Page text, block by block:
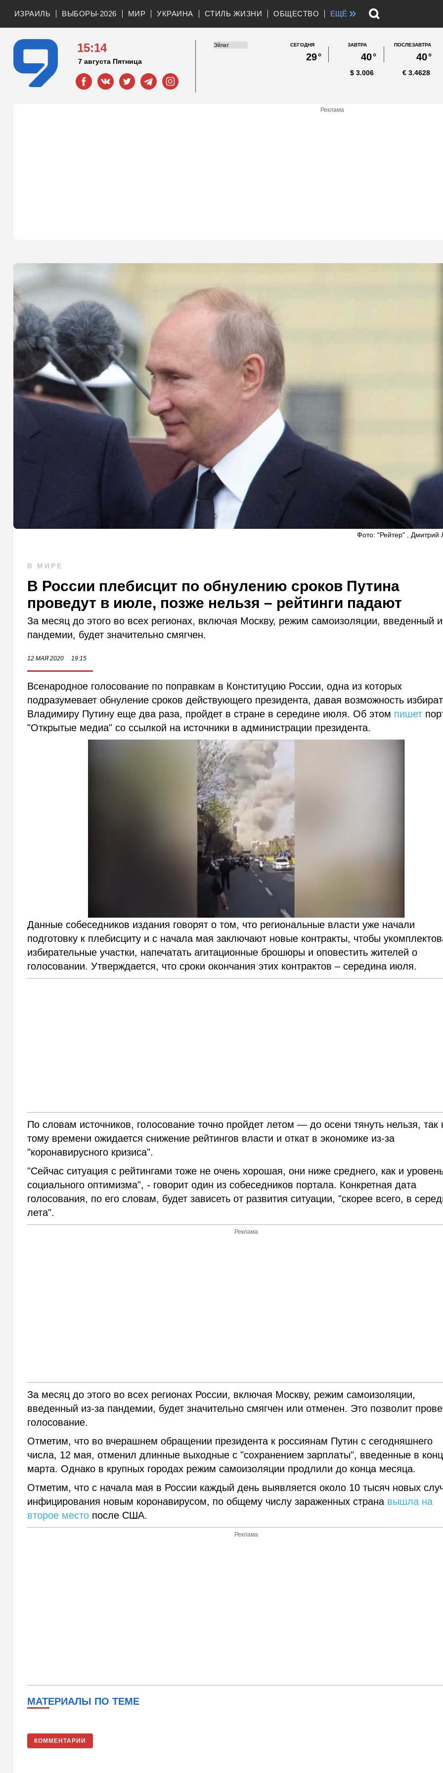
ИЗРАИЛЬ ВЫБОРЫ-2026 МИР УКРАИНА СТИЛЬ ЖИЗНИ ОБЩЕСТВО ЕЩЁ »
15:14
7 августа Пятница
СЕГОДНЯ
29°
ЗАВТРА
40°
ПОСЛЕЗАВТРА
40°
3.006
$ 3.4628
€
Реклама
Фото: "Рейтер" , Дмитрий
В МИРЕ
В России плебисцит по обнулению сроков Путина
проведут в июле, позже нельзя – рейтинги падают
За месяц до этого во всех регионах, включая Москву, режим самоизоляции, введенный
пандемии, будет значительно смягчен.
12 МАЯ 2020 19:15
Всенародное голосование по поправкам в Конституцию России, одна из которых
подразумевает обнуление сроков действующего президента, давая возможность
Владимиру Путину еще два раза, пройдет в стране в середине июля. Об этом пишет
"Открытые медиа" со ссылкой на источники в администрации президента.
Данные собеседников издания говорят о том, что региональные власти уже начали
подготовку к плебисциту и с начала мая заключают новые контракты, чтобы
избирательные участки, напечатать агитационные брошюры и оповестить жителей о
голосовании. Утверждается, что сроки окончания этих контрактов – середина июля.
По словам источников, голосование точно пройдет летом — до осени тянуть нельзя, так
тому времени ожидается снижение рейтингов власти и откат в экономике из-за
"коронавирусного кризиса".
"Сейчас ситуация с рейтингами тоже не очень хорошая, они ниже среднего, как и
социального оптимизма", - говорит один из собеседников портала. Конкретная дата
голосования, по его словам, будет зависеть от развития ситуации, "скорее всего, в
лета".
Реклама
За месяц до этого во всех регионах России, включая Москву, режим самоизоляции,
введенный из-за пандемии, будет значительно смягчен или отменен. Это позволит
голосование.
Отметим, что во вчерашнем обращении президента к россиянам Путин с сегодняшнего
числа, 12 мая, отменил длинные выходные с "сохранением зарплаты", введенные в
марта. Однако в крупных городах режим самоизоляции продлили до конца месяца.
Отметим, что с начала мая в России каждый день выявляется около 10 тысяч новых
инфицирования новым коронавирусом, по общему числу зараженных страна вышла на
второе место после США.
Реклама
МАТЕРИАЛЫ ПО ТЕМЕ
КОММЕНТАРИИ